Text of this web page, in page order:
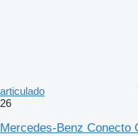
articulado
26
Mercedes-Benz Conecto